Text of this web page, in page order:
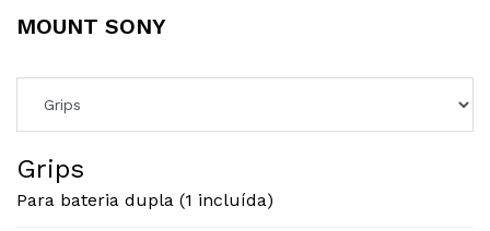
MOUNT SONY
Grips
Para bateria dupla (1 incluída)